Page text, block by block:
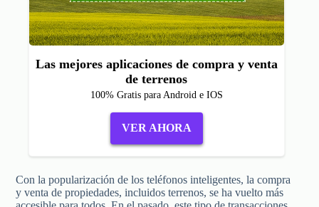
Las mejores aplicaciones de compra y venta
de terrenos
100% Gratis para Android e IOS
VER AHORA
Con la popularización de los teléfonos inteligentes, la compra
y venta de propiedades, incluidos terrenos, se ha vuelto más